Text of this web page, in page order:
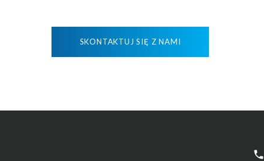
SKONTAKTUJ SIĘ Z NAMI
phone